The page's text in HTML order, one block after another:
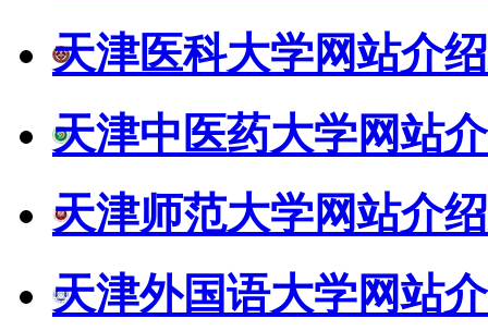
天津医科大学网站介绍
天津中医药大学网站
天津师范大学网站介绍
天津外国语大学网站